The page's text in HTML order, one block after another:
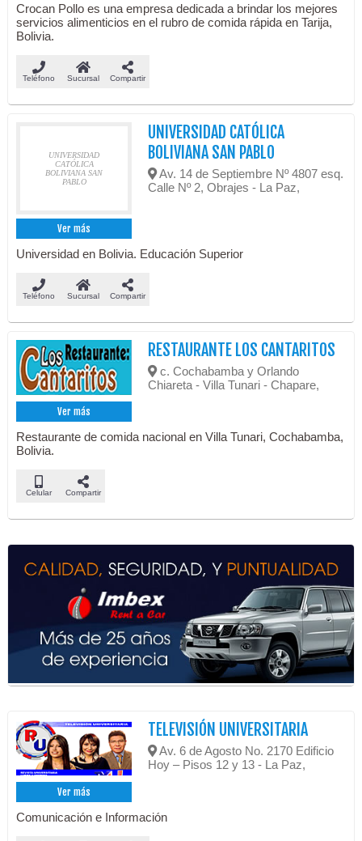
Crocan Pollo es una empresa dedicada a brindar los mejores
servicios alimenticios en el rubro de comida rápida en Tarija,
Bolivia.
Teléfono Sucursal Compartir
UNIVERSIDAD
CATÓLICA
BOLIVIANA SAN
PABLO
Ver más
UNIVERSIDAD CATÓLICA
BOLIVIANA SAN PABLO
Av. 14 de Septiembre Nº 4807 esq.
Calle Nº 2, Obrajes - La Paz,
Universidad en Bolivia. Educación Superior
Teléfono Sucursal Compartir
Ver más
RESTAURANTE LOS CANTARITOS
c. Cochabamba y Orlando
Chiareta - Villa Tunari - Chapare,
Restaurante de comida nacional en Villa Tunari, Cochabamba,
Bolivia.
Celular Compartir
Ver más
TELEVISIÓN UNIVERSITARIA
Av. 6 de Agosto No. 2170 Edificio
Hoy – Pisos 12 y 13 - La Paz,
Comunicación e Información